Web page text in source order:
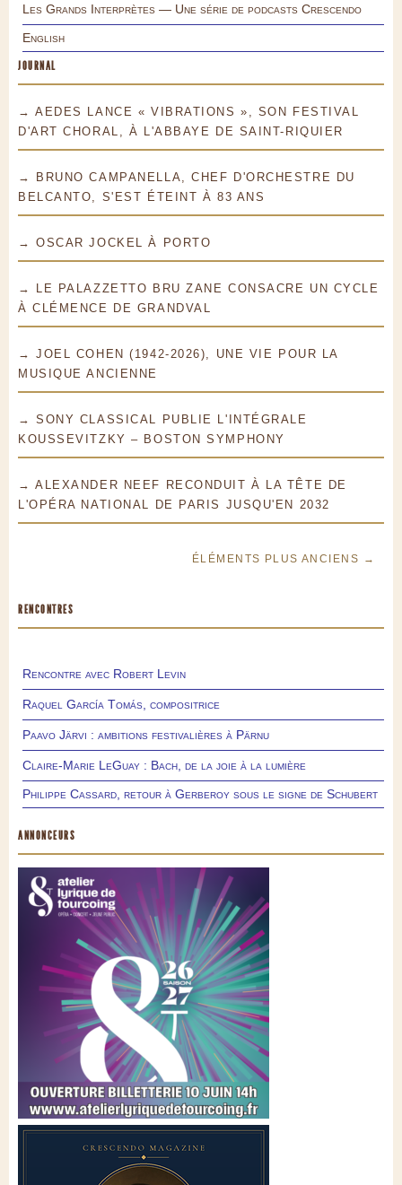
Les Grands Interprètes — Une série de podcasts Crescendo
English
JOURNAL
→ AEDES LANCE « VIBRATIONS », SON FESTIVAL
D'ART CHORAL, À L'ABBAYE DE SAINT-RIQUIER
→ BRUNO CAMPANELLA, CHEF D'ORCHESTRE DU
BELCANTO, S'EST ÉTEINT À 83 ANS
→ OSCAR JOCKEL À PORTO
→ LE PALAZZETTO BRU ZANE CONSACRE UN CYCLE
À CLÉMENCE DE GRANDVAL
→ JOEL COHEN (1942-2026), UNE VIE POUR LA
MUSIQUE ANCIENNE
→ SONY CLASSICAL PUBLIE L'INTÉGRALE
KOUSSEVITZKY – BOSTON SYMPHONY
→ ALEXANDER NEEF RECONDUIT À LA TÊTE DE
L'OPÉRA NATIONAL DE PARIS JUSQU'EN 2032
ÉLÉMENTS PLUS ANCIENS →
RENCONTRES
Rencontre avec Robert Levin
Raquel García Tomás, compositrice
Paavo Järvi : ambitions festivalières à Pärnu
Claire-Marie LeGuay : Bach, de la joie à la lumière
Philippe Cassard, retour à Gerberoy sous le signe de Schubert
ANNONCEURS